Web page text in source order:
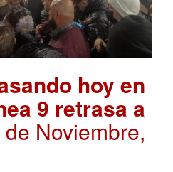
hoy en
9 retrasa a
de Noviembre,